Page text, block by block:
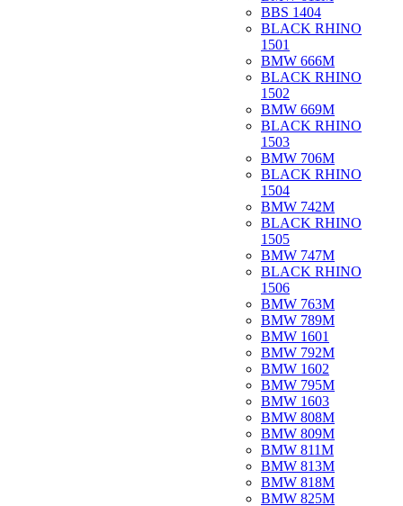
BBS 1404
BLACK RHINO
1501
BMW 666M
BLACK RHINO
1502
BMW 669M
BLACK RHINO
1503
BMW 706M
BLACK RHINO
1504
BMW 742M
BLACK RHINO
1505
BMW 747M
BLACK RHINO
1506
BMW 763M
BMW 789M
BMW 1601
BMW 792M
BMW 1602
BMW 795M
BMW 1603
BMW 808M
BMW 809M
BMW 811M
BMW 813M
BMW 818M
BMW 825M